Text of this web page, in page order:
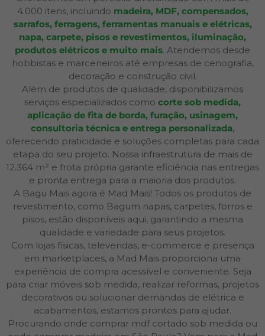
4.000 itens, incluindo madeira, MDF, compensados,
sarrafos, ferragens, ferramentas manuais e elétricas,
napa, carpete, pisos e revestimentos, iluminação,
produtos elétricos e muito mais. Atendemos desde
hobbistas e marceneiros até empresas de cenografia,
decoração e construção civil.
Além de produtos de qualidade, disponibilizamos
serviços especializados como corte sob medida,
aplicação de fita de borda, furação, usinagem,
consultoria técnica e entrega personalizada,
oferecendo praticidade e soluções completas para cada
etapa do seu projeto. Nossa infraestrutura de mais de
12.364 m² e frota própria garante eficiência nas entregas
e pronta entrega para a maioria dos produtos.
A Bagu Mais agora é Mad Mais! Todos os produtos de
revestimento, como Bagum napas, carpetes, forros e
pisos, estão disponíveis aqui, garantindo a mesma
qualidade e variedade para seus projetos.
Com lojas físicas, televendas, e-commerce e presença
em marketplaces, a Mad Mais proporciona uma
experiência de compra acessível e conveniente. Seja
para criar móveis sob medida, realizar reformas, projetos
decorativos ou solucionar demandas de elétrica e
acabamentos, estamos prontos para ajudar.
Procurando onde comprar mdf cortado sob medida ou